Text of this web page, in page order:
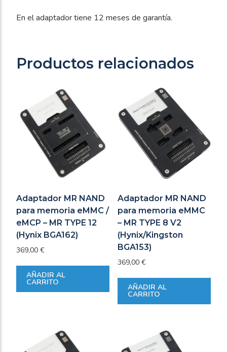
En el adaptador tiene 12 meses de garantía.
Productos relacionados
Adaptador MR NAND
para memoria eMMC /
eMCP – MR TYPE 12
(Hynix BGA162)
369,00 €
AÑADIR AL
CARRITO
Adaptador MR NAND
para memoria eMMC
– MR TYPE 8 V2
(Hynix/Kingston
BGA153)
369,00 €
AÑADIR AL
CARRITO